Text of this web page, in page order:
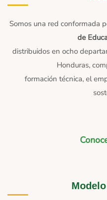
Somos una red conformada
de
distribuidos en ocho
Honduras,
formación técnica, el